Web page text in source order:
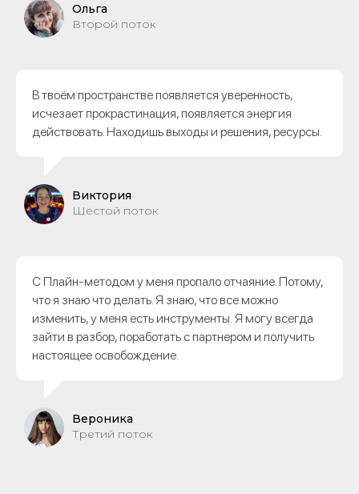
Ольга
Второй поток
В твоём пространстве появляется уверенность,
исчезает прокрастинация, появляется энергия
действовать. Находишь выходы и решения, ресурсы.
Виктория
Шестой поток
С Плайн-методом у меня пропало отчаяние. Потому,
что я знаю что делать. Я знаю, что все можно
изменить, у меня есть инструменты. Я могу всегда
зайти в разбор, поработать с партнером и получить
настоящее освобождение.
Вероника
Третий поток